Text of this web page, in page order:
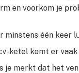
en voorkom je
minstens één keer
ketel komt er
je merkt dat het